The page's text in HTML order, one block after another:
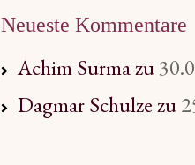
Neueste Kommentare
Achim Surmazu
Dagmar Schulzezu